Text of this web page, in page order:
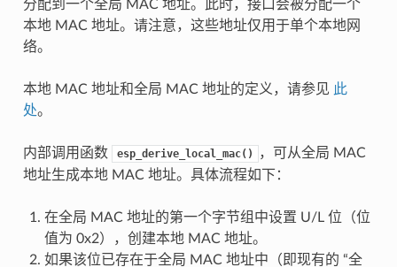
分配到一个全局 MAC 地址。此时，接口会被分配一个
本地 MAC 地址。请注意，这些地址仅用于单个本地网
络。
本地 MAC 地址和全局 MAC 地址的定义，请参见 此
处。
内部调用函数 esp_derive_local_mac()
，可从全局 MAC
地址生成本地 MAC 地址。具体流程如下：
在全局 MAC 地址的第一个字节组中设置 U/L 位（位
值为 0x2），创建本地 MAC 地址。
如果该位已存在于全局 MAC 地址中（即现有的 “全